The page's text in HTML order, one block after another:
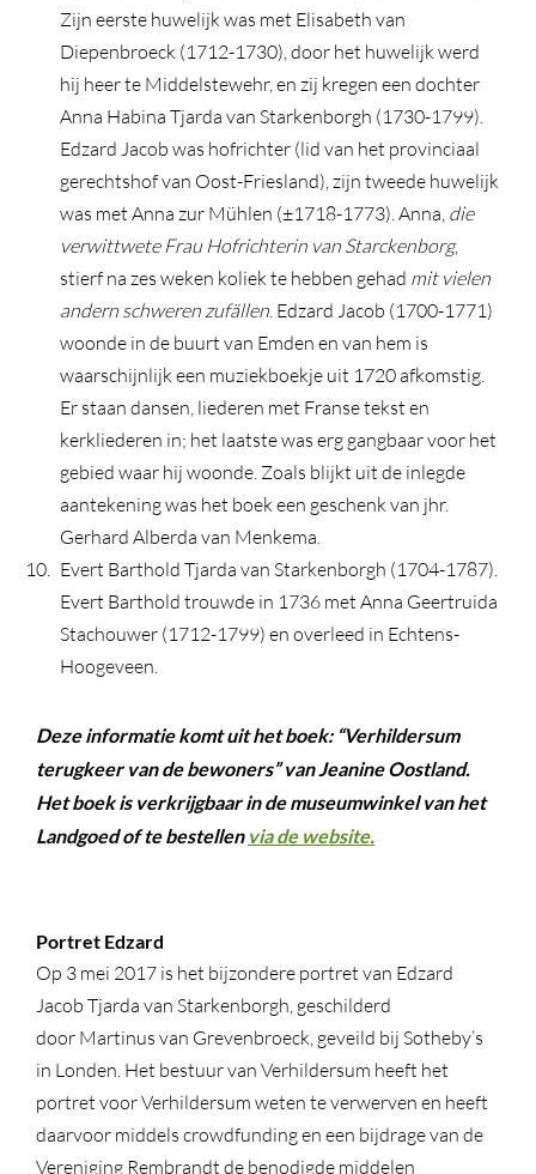
Zijn eerste huwelijk was met Elisabeth van
Diepenbroeck (1712-1730), door het huwelijk werd
hij heer te Middelstewehr, en zij kregen een dochter
Anna Habina Tjarda van Starkenborgh (1730-1799).
Edzard Jacob was hofrichter (lid van het provinciaal
gerechtshof van Oost-Friesland), zijn tweede huwelijk
was met Anna zur Mühlen (±1718-1773). Anna, die
verwittwete Frau Hofrichterin van Starckenborg,
stierf na zes weken koliek te hebben gehad mit vielen
andern schweren zufällen. Edzard Jacob (1700-1771)
woonde in de buurt van Emden en van hem is
waarschijnlijk een muziekboekje uit 1720 afkomstig.
Er staan dansen, liederen met Franse tekst en
kerkliederen in; het laatste was erg gangbaar voor het
gebied waar hij woonde. Zoals blijkt uit de inlegde
aantekening was het boek een geschenk van jhr.
Gerhard Alberda van Menkema.
Evert Barthold Tjarda van Starkenborgh (1704-1787).
Evert Barthold trouwde in 1736 met Anna Geertruida
Stachouwer (1712-1799) en overleed in Echtens-
Hoogeveen.
Deze informatie komt uit het boek: “Verhildersum
terugkeer van de bewoners” van Jeanine Oostland.
Het boek is verkrijgbaar in de museumwinkel van het
Landgoed of te bestellen via de website.
Portret Edzard
Op 3 mei 2017 is het bijzondere portret van Edzard
Jacob Tjarda van Starkenborgh, geschilderd
door Martinus van Grevenbroeck, geveild bij Sotheby’s
in Londen. Het bestuur van Verhildersum heeft het
portret voor Verhildersum weten te verwerven en heeft
daarvoor middels crowdfunding en een bijdrage van de
Vereniging Rembrandt de benodigde middelen